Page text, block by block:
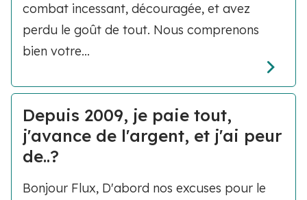
combat incessant, découragée, et avez
perdu le goût de tout. Nous comprenons
bien votre...
Depuis 2009, je paie tout,
j'avance de l'argent, et j'ai peur
de..?
Bonjour Flux, D'abord nos excuses pour le